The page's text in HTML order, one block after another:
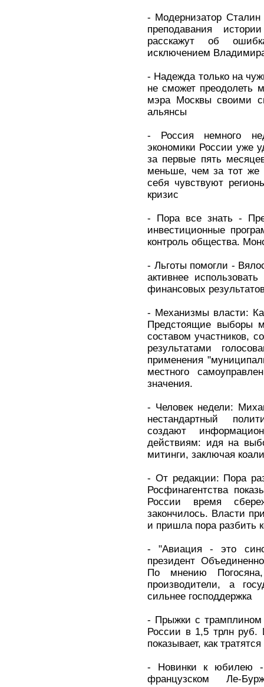
- Модернизатор Сталин
преподавания
расскажут об
исключением
- Надежда только на
не сможет преодолеть
мэра Москвы своими
альянсы
- Россия немного
экономики России уже
за первые пять
меньше, чем за тот же
себя чувствуют
кризис
- Пора все знать -
инвестиционные
контроль общества.
- Льготы помогли -
активнее
финансовых
- Механизмы власти:
Предстоящие выборы
составом участников,
результатами
применения
местного
значения.
- Человек недели:
нестандартный
создают
действиям: идя на
митинги, заключая
- От редакции: Пора
Росфинагентства
России время
закончилось. Власти
и пришла пора разбить
- "Авиация - это
президент
По мнению
производители, а
сильнее господдержка
- Прыжки с трамплином
России в 1,5 трлн руб.
показывает, как
- Новинки к юбилею
французском Ле-